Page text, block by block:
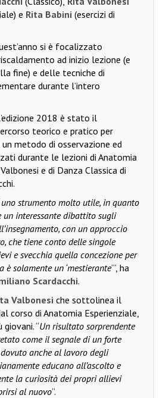
e Rita Babini (esercizi di
si è focalizzato
ad inizio lezione (e
fine) e delle tecniche di
durante l’intero
2018 è stato il
teorico e pratico per
metodo di osservazione ed
durante le lezioni di Anatomia
e di Danza Classica di
strumento molto utile, in quanto
un interessante dibattito sugli
con un approccio
che tiene conto delle singole
e svecchia quella concezione per
solamente un ‘mestierante’”, ha
Scardacchi.
Valbonesiche sottolinea il
corso di Anatomia Esperienziale,
“Un risultato sorprendente
come il segnale di un forte
anche al lavoro degli
educano all’ascolto e
la curiosità dei propri allievi
al nuovo”.